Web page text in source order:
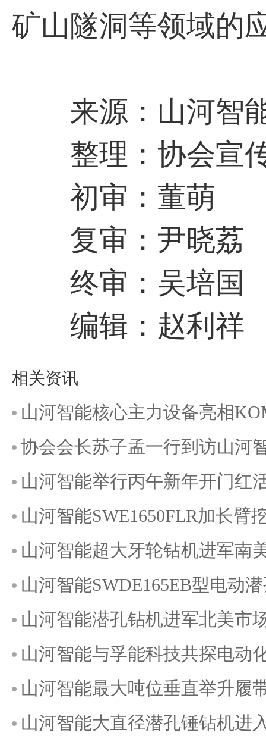
矿山隧洞等领域的
来源：山河智
整理：协会宣
初审：董萌
复审：尹晓荔
终审：吴培国
编辑：赵利祥
相关资讯
山河智能核心主力设备亮相
协会会长苏子孟一行到访山河
山河智能举行丙午新年开门红
山河智能SWE1650FLR加长臂
山河智能超大牙轮钻机进军南
山河智能SWDE165EB型电动
山河智能潜孔钻机进军北美市
山河智能与孚能科技共探电动
山河智能最大吨位垂直举升履
山河智能大直径潜孔锤钻机进